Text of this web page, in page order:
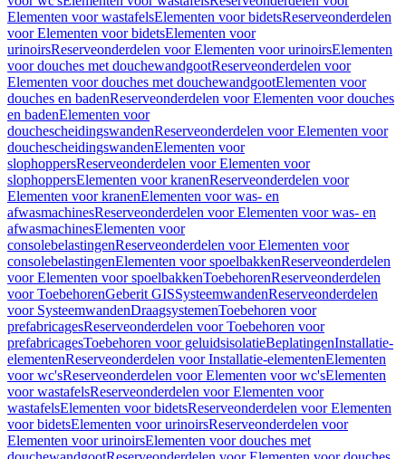
Elementen voor wastafelsElementen voor bidetsReserveonderdelen
voor Elementen voor bidetsElementen voor
urinoirsReserveonderdelen voor Elementen voor urinoirsElementen
voor douches met douchewandgootReserveonderdelen voor
Elementen voor douches met douchewandgootElementen voor
douches en badenReserveonderdelen voor Elementen voor douches
en badenElementen voor
douchescheidingswandenReserveonderdelen voor Elementen voor
douchescheidingswandenElementen voor
slophoppersReserveonderdelen voor Elementen voor
slophoppersElementen voor kranenReserveonderdelen voor
Elementen voor kranenElementen voor was- en
afwasmachinesReserveonderdelen voor Elementen voor was- en
afwasmachinesElementen voor
consolebelastingenReserveonderdelen voor Elementen voor
consolebelastingenElementen voor spoelbakkenReserveonderdelen
voor Elementen voor spoelbakkenToebehorenReserveonderdelen
voor ToebehorenGeberit GISSysteemwandenReserveonderdelen
voor SysteemwandenDraagsystemenToebehoren voor
prefabricagesReserveonderdelen voor Toebehoren voor
prefabricagesToebehoren voor geluidsisolatieBeplatingenInstallatie-
elementenReserveonderdelen voor Installatie-elementenElementen
voor wc'sReserveonderdelen voor Elementen voor wc'sElementen
voor wastafelsReserveonderdelen voor Elementen voor
wastafelsElementen voor bidetsReserveonderdelen voor Elementen
voor bidetsElementen voor urinoirsReserveonderdelen voor
Elementen voor urinoirsElementen voor douches met